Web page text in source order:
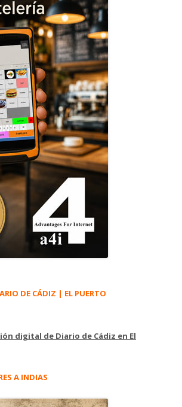
DE CÁDIZ | EL PUERTO
digital de Diario de Cádiz en El
A INDIAS